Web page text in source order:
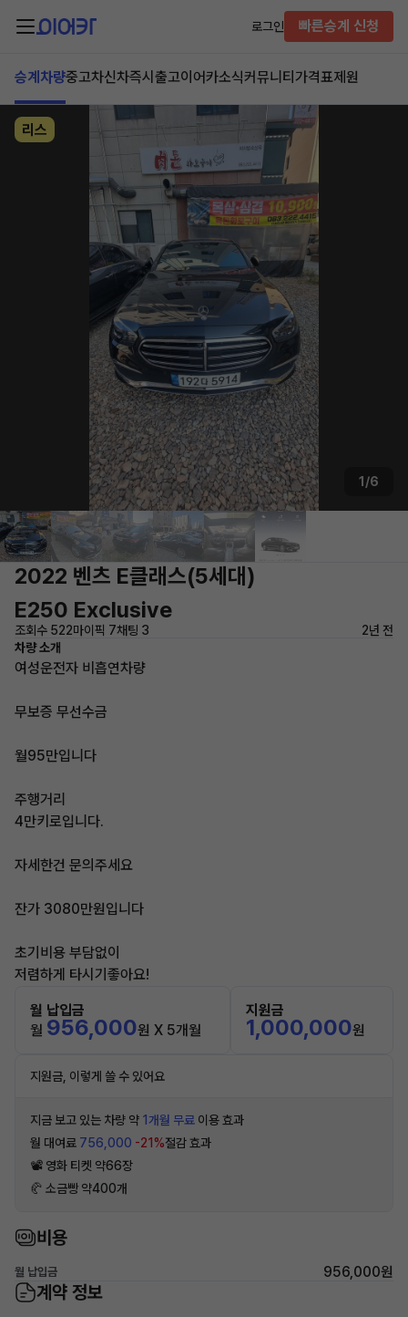
로그인 빠른승계 신청
승계차량중고차신차즉시출고이어카소식커뮤니티 가격표제원
리스
1/6
2022 벤츠 E클래스(5세대)
E250 Exclusive
조회수 522마이픽 7채팅 3
2년 전
차량 소개
여성운전자 비흡연차량
무보증 무선수금
월95만입니다
주행거리
4만키로입니다.
자세한건 문의주세요
잔가 3080만원입니다
초기비용 부담없이
저렴하게 타시기좋아요!
월 납입금
월 956,000원 X 5개월
지원금
1,000,000원
지원금, 이렇게 쓸 수 있어요
지금 보고 있는 차량 약 1개월 무료 이용 효과
월 대여료 756,000 -21%절감 효과
📽 영화 티켓 약66장
🥐 소금빵 약400개
비용
월 납입금 956,000원
계약 정보